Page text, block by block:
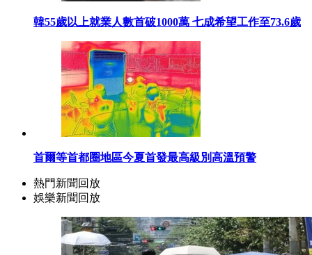
韓55歲以上就業人數首破1000萬 七成希望工作至73.6歲
首爾等首都圈地區今夏首發最高級別高溫預警
熱門新聞回放
娛樂新聞回放